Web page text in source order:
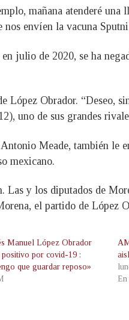
mañana atenderé
envíen la vacuna
julio de 2020, se ha
Obrador. “Deseo,
uno de sus grandes
Meade, también le
mexicano.
Las y los diputados de
el partido de López
Manuel López Obrador
por covid-19 :
que guardar reposo»